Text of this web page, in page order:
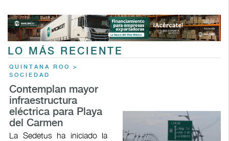
LO MÁS RECIENTE
QUINTANA ROO >
SOCIEDAD
Contemplan mayor
infraestructura
eléctrica para Playa
del Carmen
La Sedetus ha iniciado la